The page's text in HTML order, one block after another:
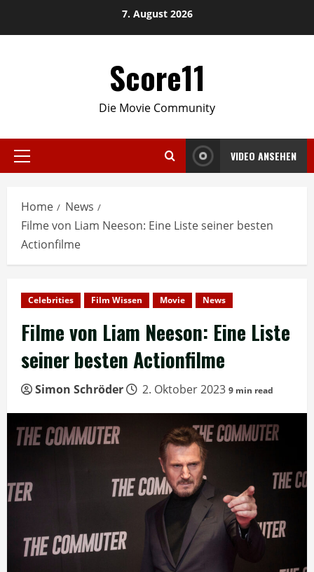
7. August 2026
Score11
Die Movie Community
Primary
VIDEO ANSEHEN
Home
News
Filme von Liam Neeson: Eine Liste seiner besten
Actionfilme
Celebrities Film Wissen Movie News
Filme von Liam Neeson: Eine Liste
seiner besten Actionfilme
Simon Schröder 2. Oktober 2023 9 min read